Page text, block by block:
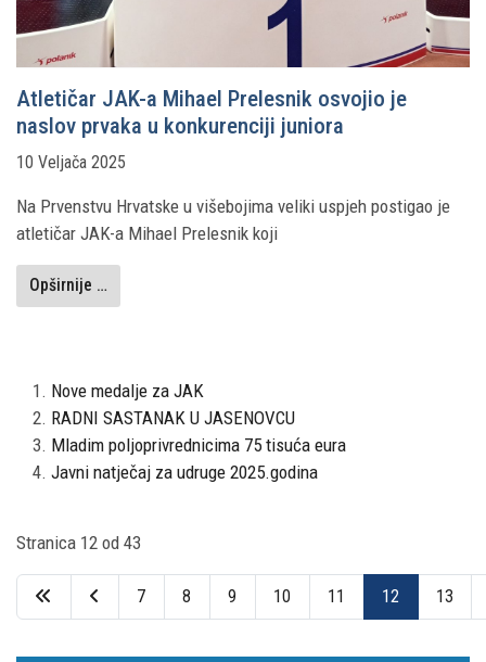
Atletičar JAK-a Mihael Prelesnik osvojio je
naslov prvaka u konkurenciji juniora
10 Veljača 2025
Na Prvenstvu Hrvatske u višebojima veliki uspjeh postigao je
atletičar JAK-a Mihael Prelesnik koji
Opširnije …
Nove medalje za JAK
RADNI SASTANAK U JASENOVCU
Mladim poljoprivrednicima 75 tisuća eura
Javni natječaj za udruge 2025.godina
Stranica 12 od 43
7 8 9 10 11 12 13